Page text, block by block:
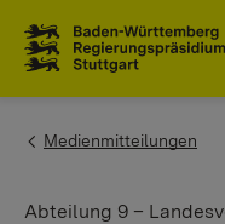
You are here:
Medienmitteilungen
Abteilung 9 –